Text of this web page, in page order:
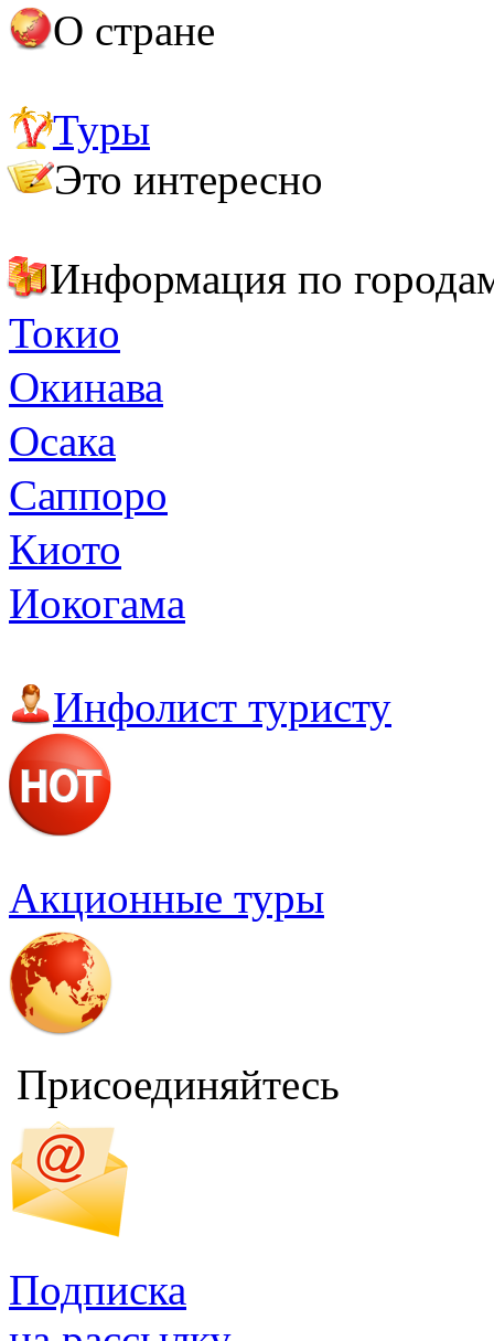
О стране
Важно знать
Полезные адреса и телефоны
Туры
Это интересно
Информация по
Токио
Окинава
Осака
Саппоро
Киото
Иокогама
Инфолист туристу
Акционные туры
Присоединяйтесь
Подписка